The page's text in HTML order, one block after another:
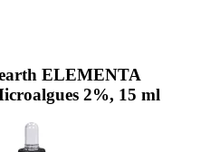
ELEMENTA
2%, 15 ml